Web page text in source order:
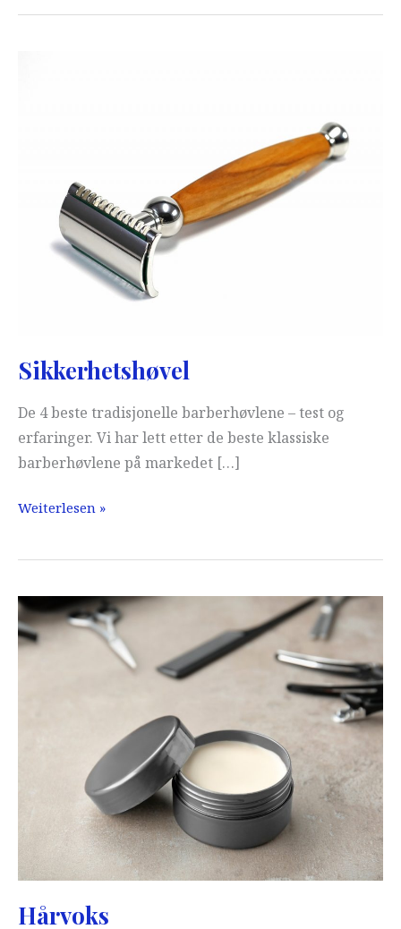
Sikkerhetshøvel
De 4 beste tradisjonelle barberhøvlene – test og
erfaringer. Vi har lett etter de beste klassiske
barberhøvlene på markedet […]
Sikkerhetshøvel
Weiterlesen »
Hårvoks